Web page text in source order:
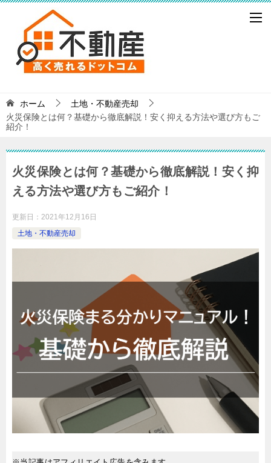
ホーム
土地・不動産売却
火災保険とは何？基礎から徹底解説！安く抑える方法や選び方もご
紹介！
火災保険とは何？基礎から徹底解説！安く抑
える方法や選び方もご紹介！
更新日： 2021年12月16日
土地・不動産売却